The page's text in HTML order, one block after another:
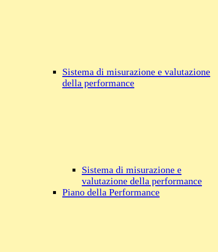
Sistema di misurazione e valutazione
della performance
Sistema di misurazione e
valutazione della performance
Piano della Performance